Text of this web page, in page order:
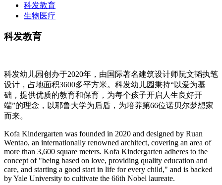
科发教育
生物医疗
科发教育
科发幼儿园创办于2020年，由国际著名建筑设计师阮文韬执笔
设计，占地面积3600多平方米。科发幼儿园秉持“以爱为基
础，提供优质的教育和保育，为每个孩子开启人生良好开
端”的理念，以耶鲁大学为后盾，为培养第66位诺贝尔梦想家
而来。
Kofa Kindergarten was founded in 2020 and designed by Ruan
Wentao, an internationally renowned architect, covering an area of
more than 3,600 square meters. Kofa Kindergarten adheres to the
concept of "being based on love, providing quality education and
care, and starting a good start in life for every child," and is backed
by Yale University to cultivate the 66th Nobel laureate.